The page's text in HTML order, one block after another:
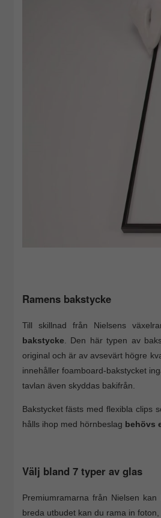
Ramens bakstycke
Till skillnad från Nielsens
bakstycke . Den här typen av
original och är av avsevärt högre
innehåller foamboard-bakstycket
tavlan även skyddas bakifrån.
Bakstycket fästs med flexibla clips
hålls ihop med hörnbeslag behövs
Välj bland 7 typer av glas
Premiumramarna från Nielsen
breda utbudet kan du rama in